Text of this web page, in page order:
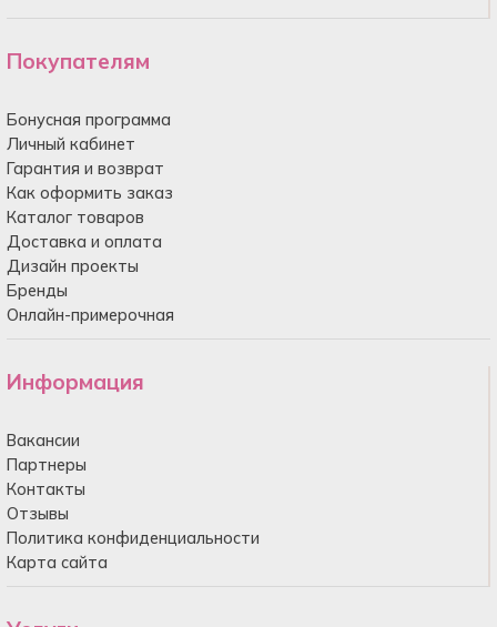
Покупателям
Бонусная программа
Личный кабинет
Гарантия и возврат
Как оформить заказ
Каталог товаров
Доставка и оплата
Дизайн проекты
Бренды
Онлайн-примерочная
Информация
Вакансии
Партнеры
Контакты
Отзывы
Политика конфиденциальности
Карта сайта